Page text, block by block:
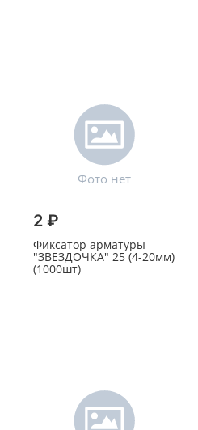
2 ₽
Фиксатор арматуры
"ЗВЕЗДОЧКА" 25 (4-20мм)
(1000шт)